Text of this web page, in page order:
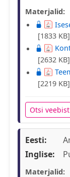
Materjalid:
[1833 KB]
[2632 KB]
[2219 KB]
Otsi veebist
Eesti:
Inglise:
Materjalid: